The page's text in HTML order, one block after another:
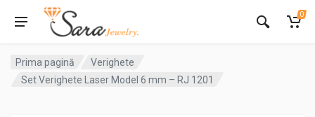
0
Prima pagină
Verighete
Set Verighete Laser Model 6 mm – RJ 1201